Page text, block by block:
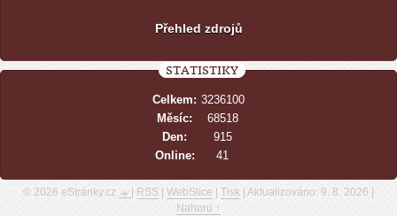
Přehled zdrojů
STATISTIKY
Online: 41
Celkem: 3236100
Měsíc:
68518
Den:
915
© 2026 eStránky.cz RSS WebSlice Tisk Aktualizováno: 9. 8. 2026
Nahoru ↑